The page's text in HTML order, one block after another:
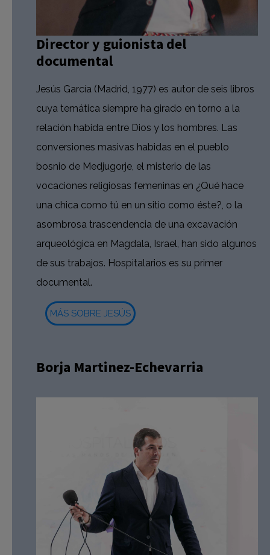
Director y guionista del
documental
Jesús García (Madrid, 1977) es autor de seis libros
cuya temática siempre ha girado en torno a la
relación habida entre Dios y los hombres. Las
conversiones masivas habidas en el pueblo
bosnio de Medjugorje, el misterio de las
vocaciones religiosas femeninas en ¿Qué hace
una chica como tú en un sitio como éste?, o la
asombrosa trascendencia de una excavación
arqueológica en Magdala, Israel, han sido algunos
de sus trabajos. Hospitalarios es su primer
documental.
MÁS SOBRE JESÚS
Borja Martinez-Echevarria